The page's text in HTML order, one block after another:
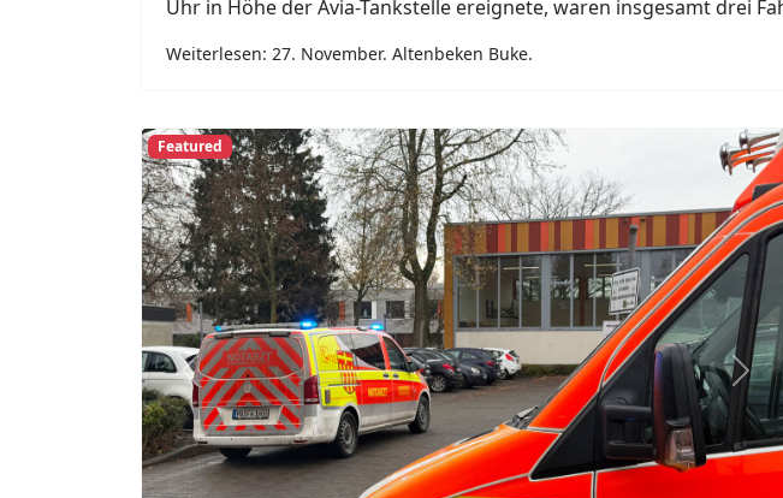
Previous Next
Featured